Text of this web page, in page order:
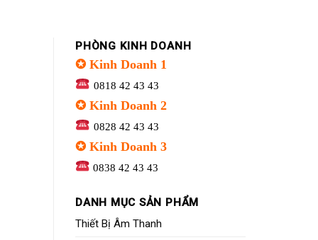
PHÒNG KINH DOANH
✪ Kinh Doanh 1
0818 42 43 43
✪ Kinh Doanh 2
0828 42 43 43
✪ Kinh Doanh 3
0838 42 43 43
DANH MỤC SẢN PHẨM
Thiết Bị Âm Thanh